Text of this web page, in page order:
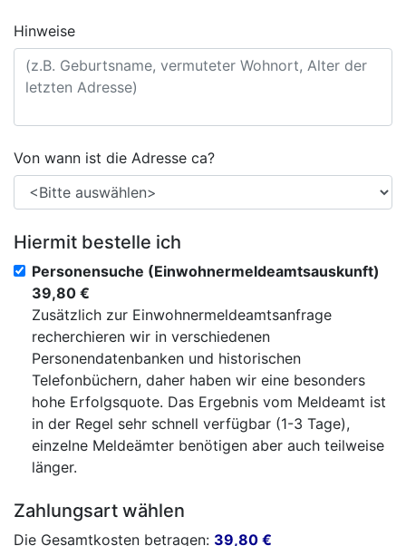
Hinweise
Von wann ist die Adresse ca?
Hiermit bestelle ich
Personensuche (Einwohnermeldeamtsauskunft)
39,80 €
Zusätzlich zur Einwohnermeldeamtsanfrage
recherchieren wir in verschiedenen
Personendatenbanken und historischen
Telefonbüchern, daher haben wir eine besonders
hohe Erfolgsquote. Das Ergebnis vom Meldeamt ist
in der Regel sehr schnell verfügbar (1-3 Tage),
einzelne Meldeämter benötigen aber auch teilweise
länger.
Zahlungsart wählen
Die Gesamtkosten betragen: 39,80 €